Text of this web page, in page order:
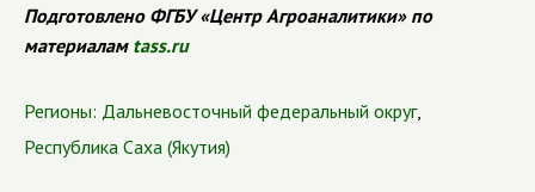
Подготовлено ФГБУ «Центр Агроаналитики» по
материалам tass.ru
Регионы: Дальневосточный федеральный округ,
Республика Саха (Якутия)